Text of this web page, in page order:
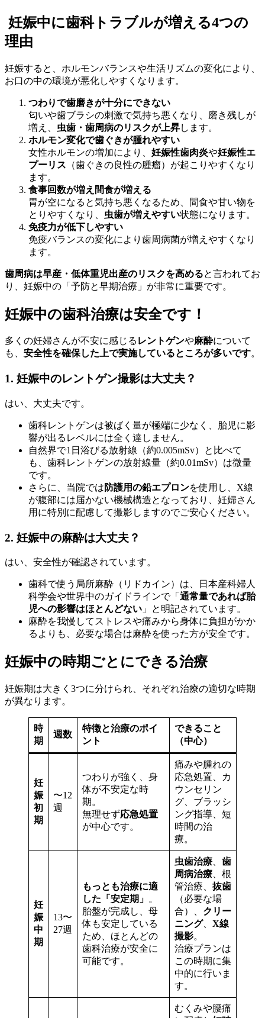
妊娠中に歯科トラブルが増える4つの
理由
妊娠すると、ホルモンバランスや生活リズムの変化により、
お口の中の環境が悪化しやすくなります。
つわりで歯磨きが十分にできない
匂いや歯ブラシの刺激で気持ち悪くなり、磨き残しが
増え、 虫歯・歯周病のリスクが上昇します。
ホルモン変化で歯ぐきが腫れやすい
女性ホルモンの増加により、 妊娠性歯肉炎や妊娠性エ
プーリス （歯ぐきの良性の腫瘤）が起こりやすくなり
ます。
食事回数が増え間食が増える
胃が空になると気持ち悪くなるため、間食や甘い物を
とりやすくなり、 虫歯が増えやすい状態になります。
免疫力が低下しやすい
免疫バランスの変化により歯周病菌が増えやすくなり
ます。
歯周病は早産・低体重児出産のリスクを高めると言われてお
り、妊娠中の「予防と早期治療」が非常に重要です。
妊娠中の歯科治療は安全です！
多くの妊婦さんが不安に感じる レントゲンや麻酔について
も、 安全性を確保した上で実施しているところが多いです。
1. 妊娠中のレントゲン撮影は大丈夫？
はい、大丈夫です。
歯科レントゲンは被ばく量が極端に少なく、胎児に影
響が出るレベルには全く達しません。
自然界で1日浴びる放射線（約0.005mSv）と比べて
も、歯科レントゲンの放射線量（約0.01mSv）は微量
です。
さらに、当院では 防護用の鉛エプロンを使用し、X線
が腹部には届かない機械構造となっており、妊婦さん
用に特別に配慮して撮影しますのでご安心ください。
2. 妊娠中の麻酔は大丈夫？
はい、安全性が確認されています。
歯科で使う局所麻酔（リドカイン）は、日本産科婦人
科学会や世界中のガイドラインで「 通常量であれば胎
児への影響はほとんどない 」と明記されています。
麻酔を我慢してストレスや痛みから身体に負担がかか
るよりも、必要な場合は麻酔を使った方が安全です。
妊娠中の時期ごとにできる治療
妊娠期は大きく3つに分けられ、それぞれ治療の適切な時期
が異なります。
時
期
週数
特徴と治療のポイ
ント
できること
（中心）
妊
娠
初
期
〜12
週
つわりが強く、身
体が不安定な時
期。
無理せず応急処置
が中心です。
痛みや腫れの
応急処置、カ
ウンセリン
グ、ブラッシ
ング指導、短
時間の治
療。
妊
娠
中
期
13〜
27週
もっとも治療に適
した「安定期」 。
胎盤が完成し、母
体も安定している
ため、ほとんどの
歯科治療が安全に
可能です。
虫歯治療
歯
周病治療 、根
管治療、 抜歯
（必要な場
合）、 クリー
ニング、 X線
撮影。
治療プランは
この時期に集
中的に行いま
す。
むくみや腰痛